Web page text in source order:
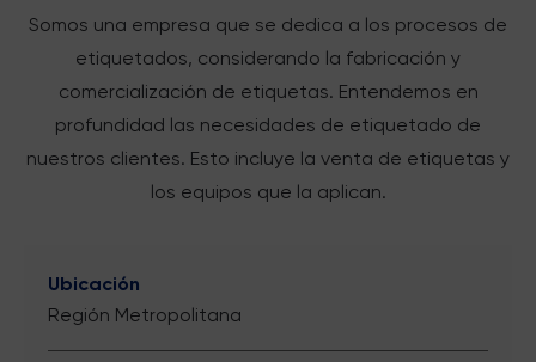
Somos una empresa que se dedica a los procesos de
etiquetados, considerando la fabricación y
comercialización de etiquetas. Entendemos en
profundidad las necesidades de etiquetado de
nuestros clientes. Esto incluye la venta de etiquetas y
los equipos que la aplican.
Ubicación
Región Metropolitana